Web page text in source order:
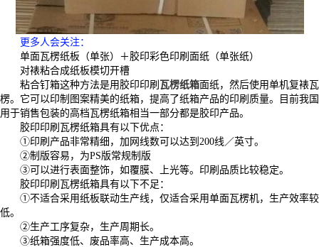
更多人会关注：
单面瓦楞纸板（单张）＋胶印彩色印刷面纸（单张纸）
对裱粘合成纸板模切开槽
粘合钉箱这种方法是用胶印印刷 瓦楞纸箱面纸，然后使用单机复裱瓦
楞。它可以印制图案精美的纸箱，提高了纸箱产品的印刷质量。目前我国
用于销售包装的高档瓦楞纸箱相当一部分都是胶印产品。
胶印印刷瓦楞纸箱具有以下优点：
①印刷产品非常精细，加网线数可以达到200线／英寸。
②制版容易，为PS版常规制版
③可以进行表面整饰，如覆膜、上光等。印刷品质比较稳定。
胶印印刷瓦楞纸箱具有以下不足：
①不适合采用纸板联动生产线，仅适合采用单面瓦楞机，生产效率较
低。
②生产工序复杂，生产周期长。
③纸箱强度低、废品率高、生产成本高。